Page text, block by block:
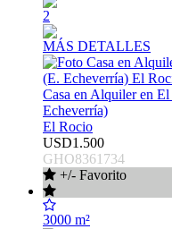
2
MÁS DETALLES
Casa en Alquiler en
Echeverría)
El Rocio
USD1.500
GHO8361734
+/- Favorito
3000 m²